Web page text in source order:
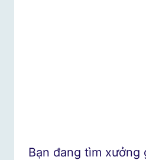
Bạn đang tìm xưởng